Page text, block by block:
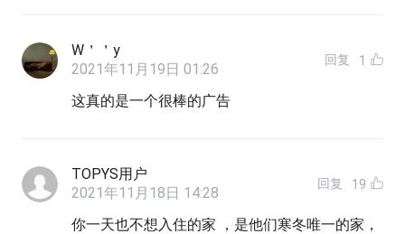
W＇＇y
2021年11月19日 01:26
回复 1
这真的是一个很棒的广告
TOPYS用户
2021年11月18日 14:28
回复 19
你一天也不想入住的家 ，是他们寒冬唯一的家，